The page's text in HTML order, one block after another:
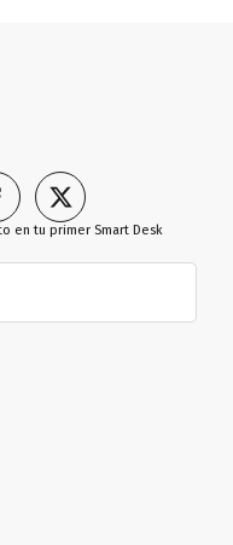
en tu primer Smart Desk